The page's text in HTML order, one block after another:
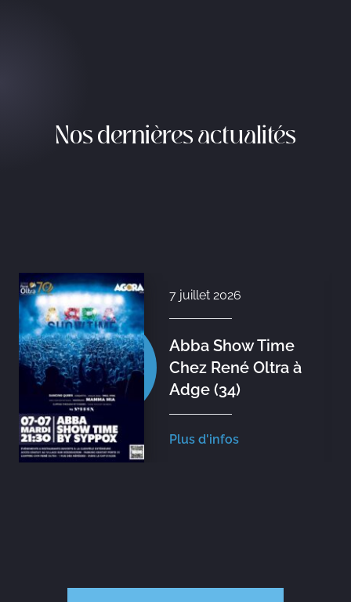
Nos dernières actualités
7 juillet 2026
Abba Show Time
Chez René Oltra à
Adge (34)
Plus d'infos